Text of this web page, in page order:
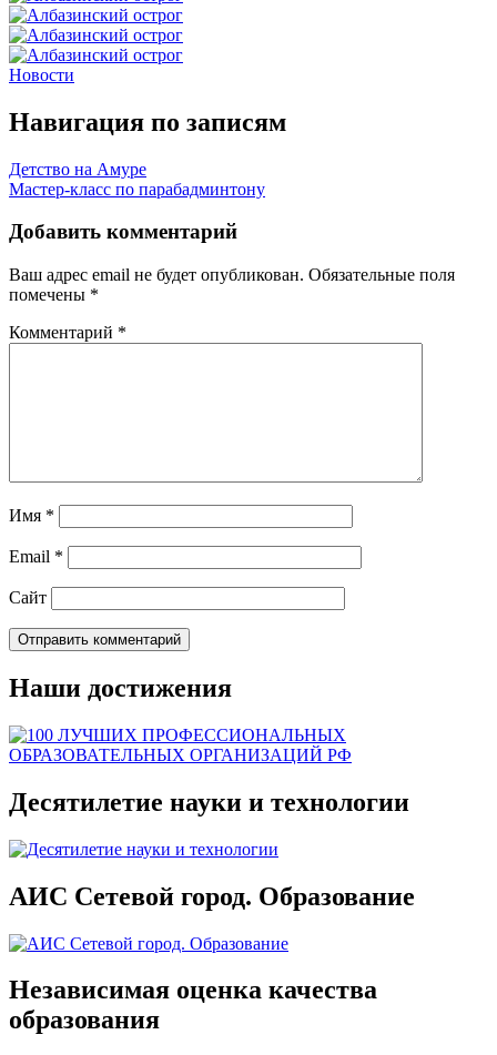
Новости
Навигация по записям
Детство на Амуре
Мастер-класс по парабадминтону
Добавить комментарий
Ваш адрес email не будет опубликован. Обязательные поля
помечены *
Комментарий *
Имя *
Email *
Сайт
Наши достижения
Десятилетие науки и технологии
АИС Сетевой город. Образование
Независимая оценка качества
образования